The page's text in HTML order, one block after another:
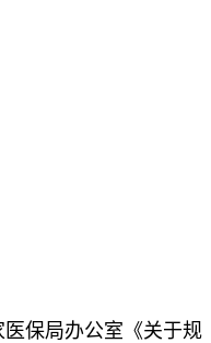
保局办公室《关于规